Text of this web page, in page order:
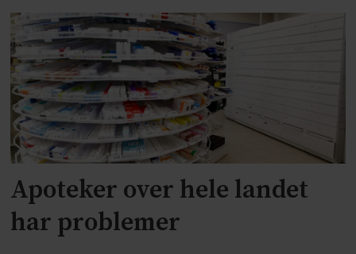
Apoteker over hele landet
har problemer